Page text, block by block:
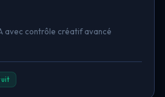
avec contrôle créatif avancé